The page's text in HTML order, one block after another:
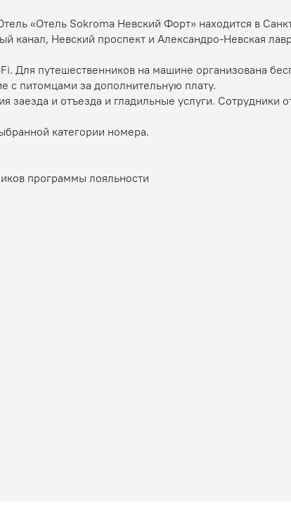
«Отель Sokroma Невский Форт» находится в
канал, Невский проспект и Александро-Невская
Для путешественников на машине организована
с питомцами за дополнительную плату.
заезда и отъезда и гладильные услуги. Сотрудники
категории номера.
программы лояльности